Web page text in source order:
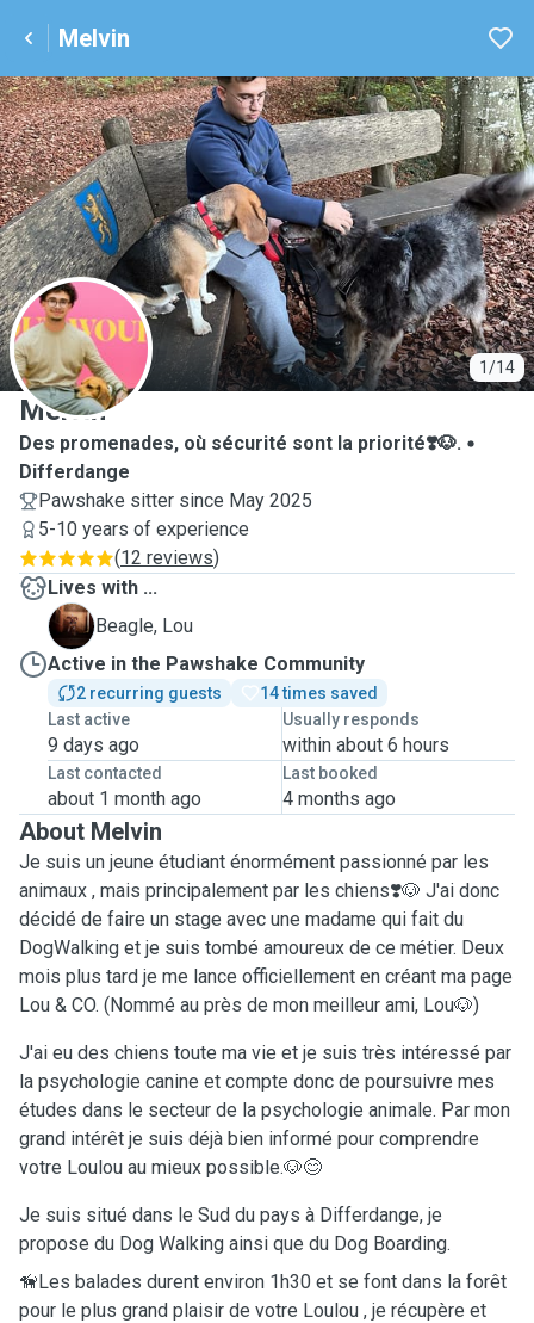
Melvin
1/14
M
Melvin
Des promenades, où sécurité sont la priorité❣️🐶.
Differdange
Pawshake sitter since May 2025
5-10 years of experience
(12 reviews)
Lives with ...
L
Beagle, Lou
Active in the Pawshake Community
2 recurring guests
14 times saved
Last active
9 days ago
Usually responds
within about 6 hours
Last contacted
about 1 month ago
Last booked
4 months ago
About Melvin
Je suis un jeune étudiant énormément passionné par les
animaux , mais principalement par les chiens❣️🐶 J'ai donc
décidé de faire un stage avec une madame qui fait du
DogWalking et je suis tombé amoureux de ce métier. Deux
mois plus tard je me lance officiellement en créant ma page
Lou & CO. (Nommé au près de mon meilleur ami, Lou🐶)
J'ai eu des chiens toute ma vie et je suis très intéressé par
la psychologie canine et compte donc de poursuivre mes
études dans le secteur de la psychologie animale. Par mon
grand intérêt je suis déjà bien informé pour comprendre
votre Loulou au mieux possible.🐶😊
Je suis situé dans le Sud du pays à Differdange, je
propose du Dog Walking ainsi que du Dog Boarding.
🦮Les balades durent environ 1h30 et se font dans la forêt
pour le plus grand plaisir de votre Loulou , je récupère et